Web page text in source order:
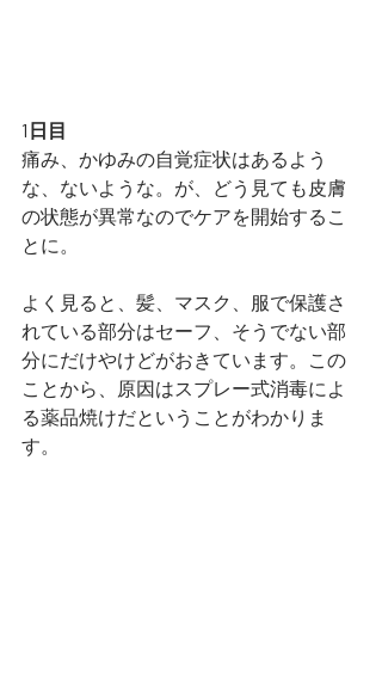
1日目
痛み、かゆみの自覚症状はあるよう
な、ないような。が、どう見ても皮膚
の状態が異常なのでケアを開始するこ
とに。
よく見ると、髪、マスク、服で保護さ
れている部分はセーフ、そうでない部
分にだけやけどがおきています。この
ことから、原因はスプレー式消毒によ
る薬品焼けだということがわかりま
す。